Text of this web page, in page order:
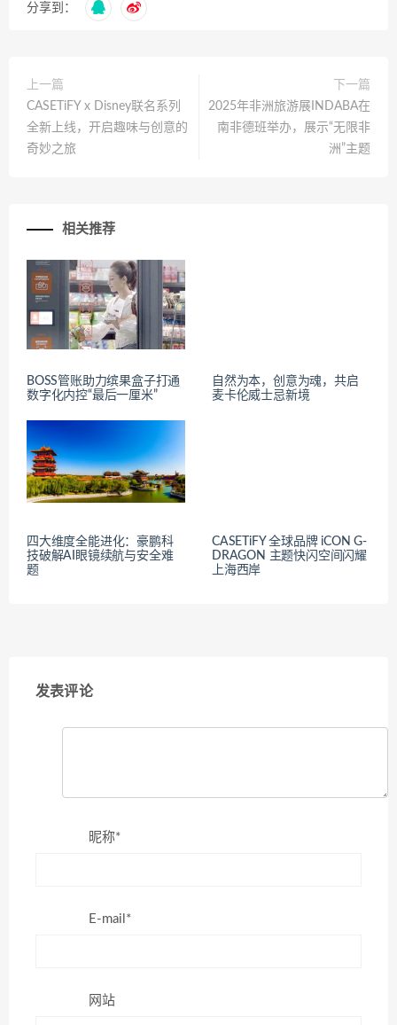
分享到：
上一篇
CASETiFY x Disney联名系列
全新上线，开启趣味与创意的
奇妙之旅
下一篇
2025年非洲旅游展INDABA在
南非德班举办，展示“无限非
洲”主题
相关推荐
BOSS管账助力缤果盒子打通
数字化内控“最后一厘米”
自然为本，创意为魂，共启
麦卡伦威士忌新境
四大维度全能进化：豪鹏科
技破解AI眼镜续航与安全难
题
CASETiFY 全球品牌 iCON G-
DRAGON 主题快闪空间闪耀
上海西岸
发表评论
昵称*
E-mail*
网站